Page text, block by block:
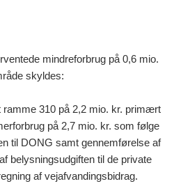
mindreforbrug på 0,6 mio.
skyldes:
ramme 310 på 2,2 mio. kr. primært
på 2,7 mio. kr. som følge
til DONG samt gennemførelse af
belysningsudgiften til de private
af vejafvandingsbidrag.